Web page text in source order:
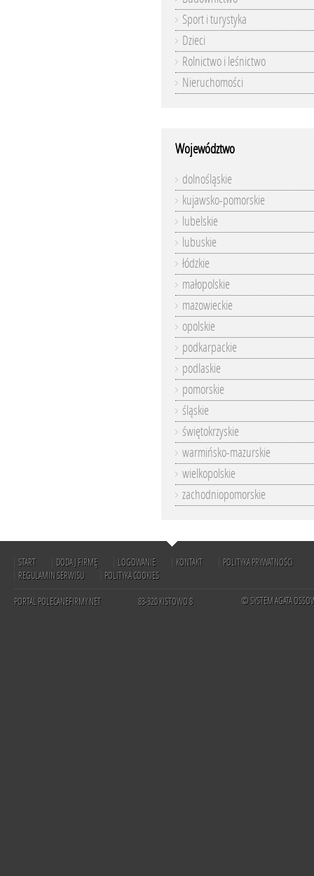
Sport i turystyka
Dzieci
Rolnictwo i leśnictwo
Nieruchomości
Województwo
dolnośląskie
kujawsko-pomorskie
lubelskie
lubuskie
łódzkie
małopolskie
mazowieckie
opolskie
podkarpackie
podlaskie
pomorskie
śląskie
świętokrzyskie
warmińsko-mazurskie
wielkopolskie
zachodniopomorskie
START DODAJ FIRMĘ LOGOWANIE KONTAKT
POLITYKA PRYWATNOŚCI
REGULAMIN SERWISU
POLITYKA COOKIES
PORTAL POLECANEFIRMY.NET 83-320 KISTOWO 8 © SYSTEM AGATA